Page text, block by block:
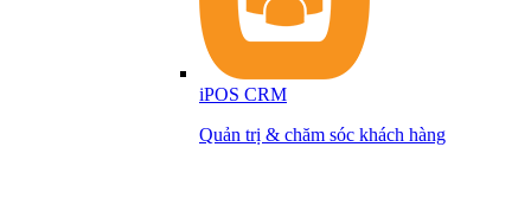
iPOS CRM
Quản trị & chăm sóc khách hàng